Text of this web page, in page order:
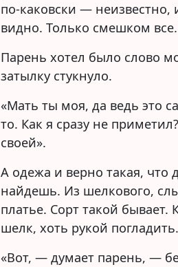
по-каковски —
видно. Только смешком
Парень хотел было слово
затылку стукнуло.
«Мать ты моя, да ведь это
то. Как я сразу не
своей».
А одежа и верно такая, что
найдешь. Из шелкового,
платье. Сорт такой бывает.
шелк, хоть рукой погладить.
«Вот, — думает парень, —